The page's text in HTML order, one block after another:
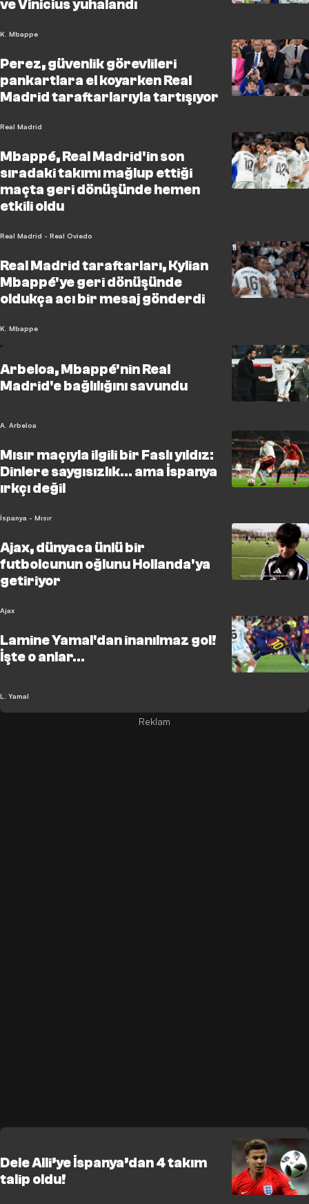
ve Vinicius yuhalandı
K. Mbappe
Perez, güvenlik görevlileri
pankartlara el koyarken Real
Madrid taraftarlarıyla tartışıyor
Real Madrid
Mbappé, Real Madrid'in son
sıradaki takımı mağlup ettiği
maçta geri dönüşünde hemen
etkili oldu
Real Madrid - Real Oviedo
Real Madrid taraftarları, Kylian
Mbappé'ye geri dönüşünde
oldukça acı bir mesaj gönderdi
K. Mbappe
Arbeloa, Mbappé'nin Real
Madrid'e bağlılığını savundu
A. Arbeloa
Mısır maçıyla ilgili bir Faslı yıldız:
Dinlere saygısızlık... ama İspanya
ırkçı değil
İspanya - Mısır
Ajax, dünyaca ünlü bir
futbolcunun oğlunu Hollanda'ya
getiriyor
Ajax
Lamine Yamal'dan inanılmaz gol!
İşte o anlar...
L. Yamal
Dele Alli’ye İspanya’dan 4 takım
talip oldu!